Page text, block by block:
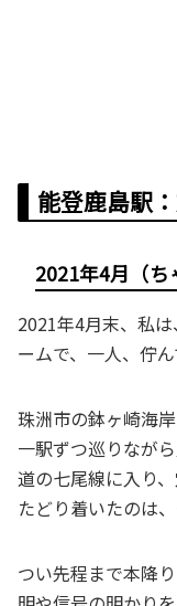
能登鹿島駅
2021年4月（ち
2021年4月末、私
ームで、一人、佇ん
珠洲市の鉢ヶ崎海
一駅ずつ巡りなが
道の七尾線に入り
たどり着いたのは
つい先程まで本降